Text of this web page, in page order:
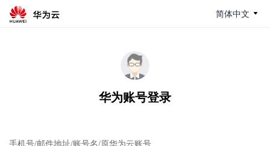
简体中文
华为账号登录